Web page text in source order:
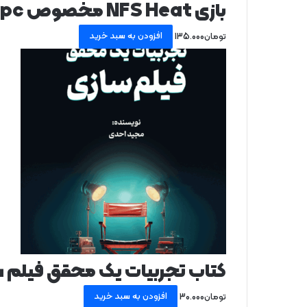
بازی NFS Heat مخصوص pc
تومان135.000 افزودن به سبد خرید
کتاب تجربیات یک محقق فیلم
تومان30.000 افزودن به سبد خرید